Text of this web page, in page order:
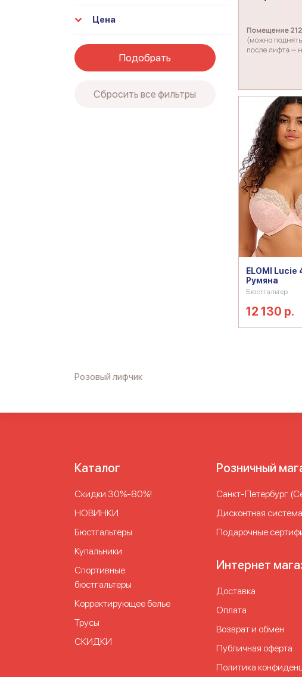
Цена
Подобрать
Сбросить все фильтры
ELOMI Lucie
Румяна
Бюстгальтер
12 130 р.
Розовый лифчик
Каталог
Скидки 30%-80%!
НОВИНКИ
Бюстгальтеры
Купальники
Спортивные
бюстгальтеры
Корректирующее белье
Трусы
СКИДКИ
Розничный
Cанкт-Петербург
Дисконтная
Подарочные
Интернет
Доставка
Оплата
Возврат и обмен
Публичная оферта
Политика